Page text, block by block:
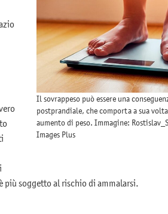
Il sovrappeso può essere una
postprandiale, che comporta a sua
aumento di peso. Immagine:
Images Plus
più soggetto al rischio di ammalarsi.